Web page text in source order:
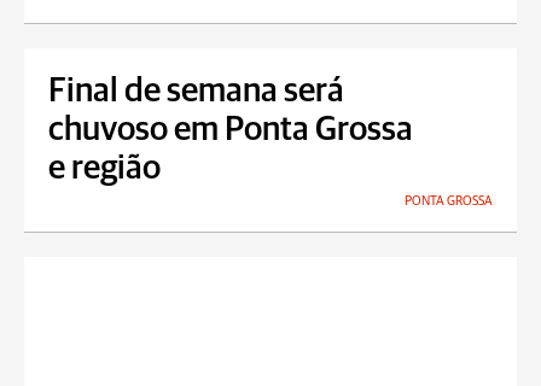
Final de semana será
chuvoso em Ponta Grossa
e região
PONTA GROSSA